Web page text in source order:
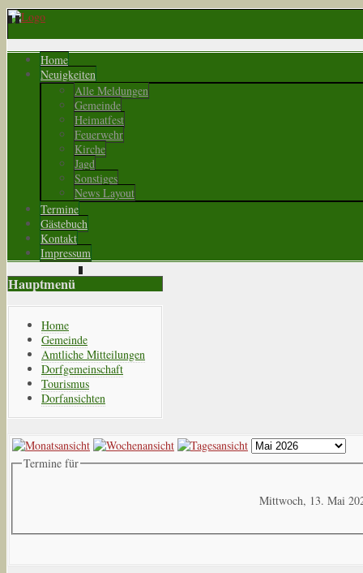
Home
Neuigkeiten
Alle Meldungen
Gemeinde
Heimatfest
Feuerwehr
Kirche
Jagd
Sonstiges
News Layout
Termine
Gästebuch
Kontakt
Impressum
Hauptmenü
Home
Gemeinde
Amtliche Mitteilungen
Dorfgemeinschaft
Tourismus
Dorfansichten
Termine für
Mittwoch, 13. Mai